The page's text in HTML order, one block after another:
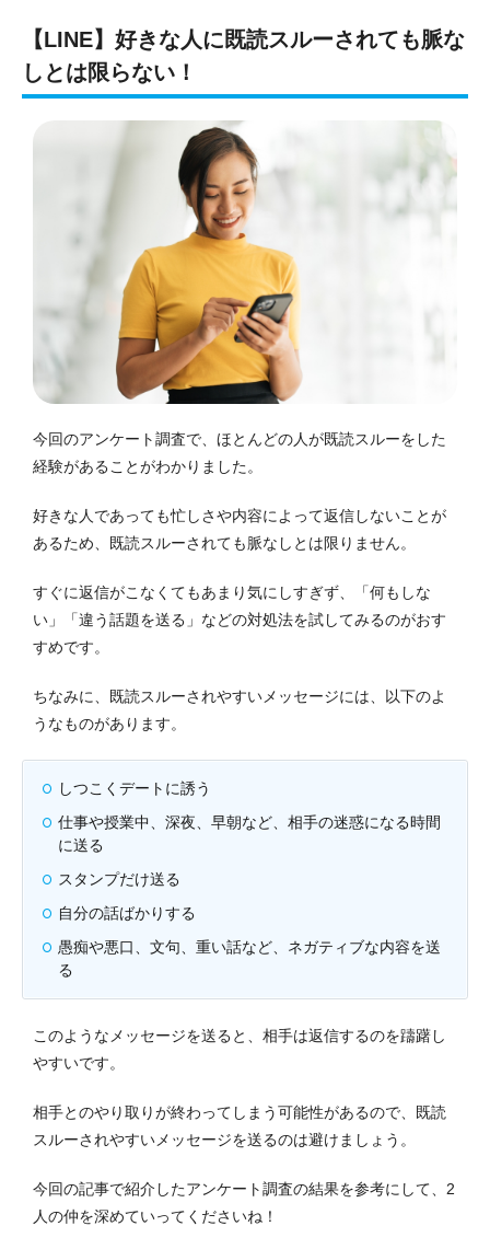
【LINE】好きな人に既読スルーされても脈な
しとは限らない！
今回のアンケート調査で、ほとんどの人が既読スルーをした
経験があることがわかりました。
好きな人であっても忙しさや内容によって返信しないことが
あるため、既読スルーされても脈なしとは限りません。
すぐに返信がこなくてもあまり気にしすぎず、「何もしな
い」「違う話題を送る」などの対処法を試してみるのがおす
すめです。
ちなみに、既読スルーされやすいメッセージには、以下のよ
うなものがあります。
しつこくデートに誘う
仕事や授業中、深夜、早朝など、相手の迷惑になる時間
に送る
スタンプだけ送る
自分の話ばかりする
愚痴や悪口、文句、重い話など、ネガティブな内容を送
る
このようなメッセージを送ると、相手は返信するのを躊躇し
やすいです。
相手とのやり取りが終わってしまう可能性があるので、既読
スルーされやすいメッセージを送るのは避けましょう。
今回の記事で紹介したアンケート調査の結果を参考にして、2
人の仲を深めていってくださいね！